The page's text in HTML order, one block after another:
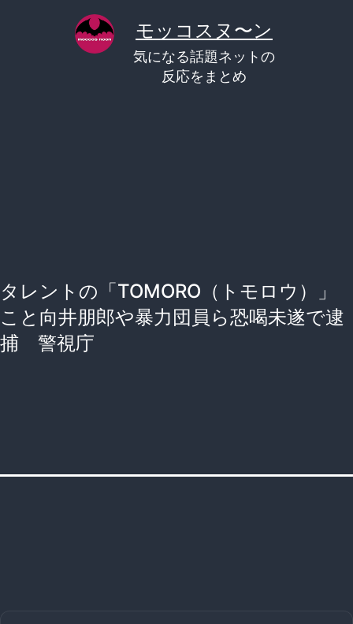
モッコスヌ〜ン
気になる話題ネットの
反応をまとめ
タレントの「TOMORO（トモロウ）」
こと向井朋郎や暴力団員ら恐喝未遂で逮
捕 警視庁